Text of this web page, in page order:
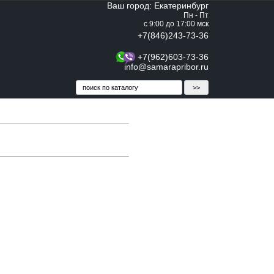
Ваш город: Екатеринбург
Пн - Пт
с 9:00 до 17:00 мск
+7(846)243-73-36
+7(962)603-73-36
info@samarapribor.ru